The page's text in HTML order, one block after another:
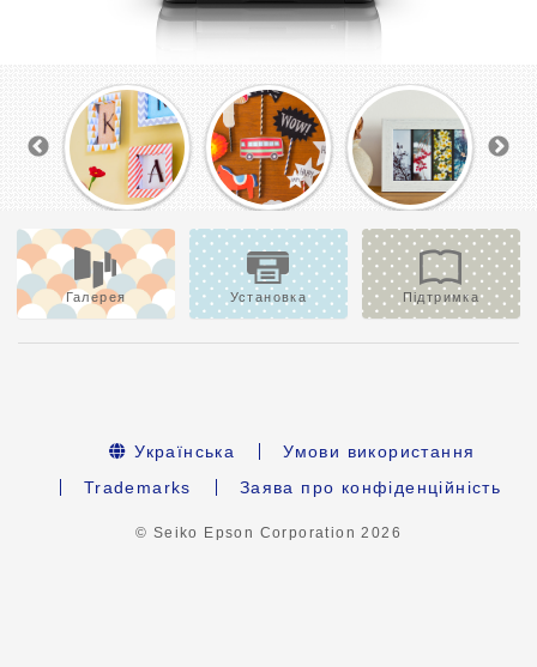
Галерея Установка Підтримка
Українська
Умови використання
Trademarks
Заява про конфіденційність
© Seiko Epson Corporation2026